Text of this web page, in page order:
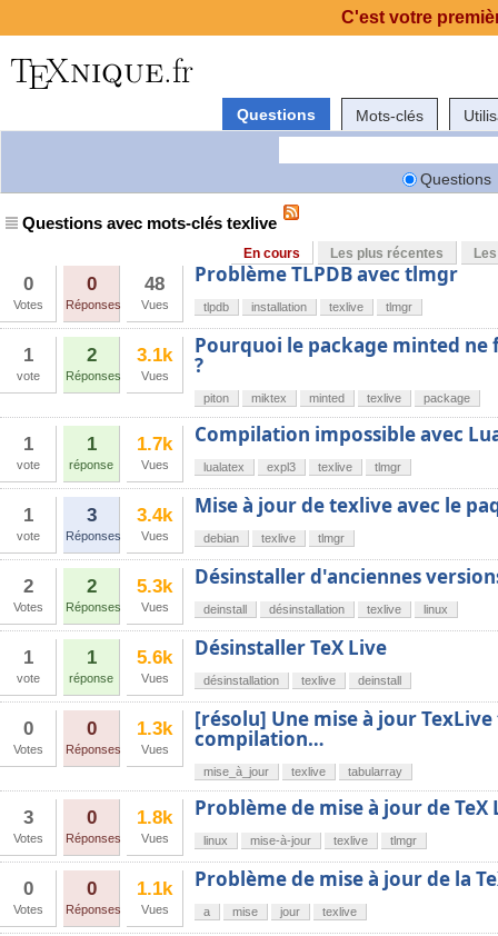
Questions Mots-clés
Questions
Questions avec mots-clés texlive
En cours Les plus récentes
0
Votes
0
Réponses
48
Vues
Problème TLPDB avec tlmgr
tlpdb installation texlive tlmgr
1
vote
2
Réponses
3.1k
Vues
Pourquoi le package minted ne
?
piton miktex minted texlive package
1
vote
1
réponse
1.7k
Vues
Compilation impossible avec
lualatex expl3 texlive tlmgr
1
vote
3
Réponses
3.4k
Vues
Mise à jour de texlive avec le
debian texlive tlmgr
2
Votes
2
Réponses
5.3k
Vues
Désinstaller d'anciennes
deinstall désinstallation texlive linux
1
vote
1
réponse
5.6k
Vues
Désinstaller TeX Live
désinstallation texlive deinstall
0
Votes
0
Réponses
1.3k
Vues
[résolu] Une mise à jour
compilation…
mise_à_jour texlive tabularray
3
Votes
0
Réponses
1.8k
Vues
Problème de mise à jour de TeX
linux mise-à-jour texlive tlmgr
0
Votes
0
Réponses
1.1k
Vues
Problème de mise à jour de la
a mise jour texlive
C'est votre